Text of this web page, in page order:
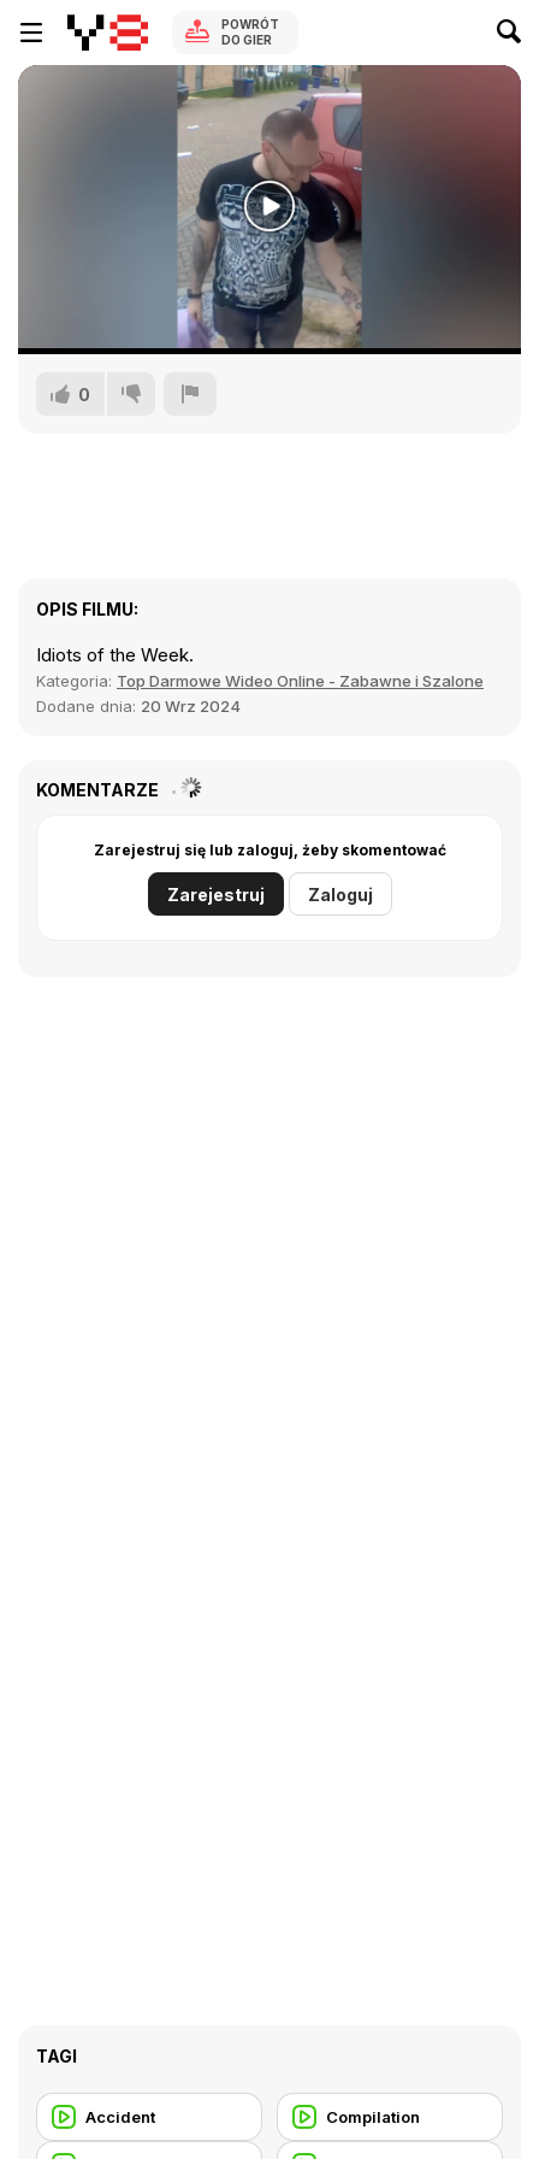
POWRÓT
DO GIER
0
OPIS FILMU:
Idiots of the Week.
Kategoria: Top Darmowe Wideo Online - Zabawne i Szalone
Dodane dnia: 20 Wrz 2024
KOMENTARZE
Zarejestruj się lub zaloguj, żeby skomentować
Zarejestruj Zaloguj
TAGI
Accident Compilation